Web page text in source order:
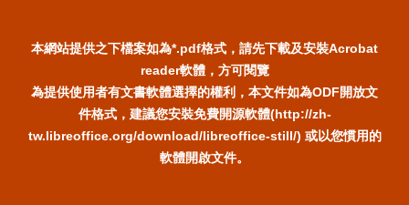
本網站提供之下檔案如為*.pdf格式，請先下載及安裝Acrobat
reader軟體，方可閱覽
為提供使用者有文書軟體選擇的權利，本文件如為ODF開放文
件格式，建議您安裝免費開源軟體(http://zh-
tw.libreoffice.org/download/libreoffice-still/) 或以您慣用的
軟體開啟文件。